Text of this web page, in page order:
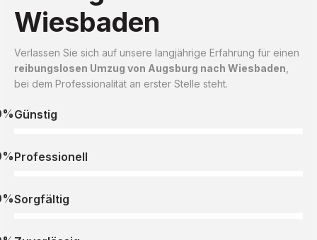
Wiesbaden
Verlassen Sie sich auf unsere langjährige Erfahrung für einen
reibungslosen Umzug von Augsburg nach Wiesbaden
bei dem Professionalität an erster Stelle steht.
Günstig
Professionell
Sorgfältig